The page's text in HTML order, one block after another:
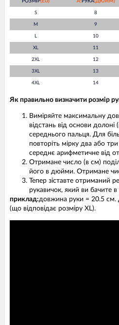
S 8
M 9
10
XL 11
2XL 12
3XL 13
4XL 14
Як правильно визначити розмір
Виміряйте максимальну
відстань від основи долоні
середнього пальця. Для
повторіть мірку два або три
середнє арифметичне від
Отримане число (в см)
його в дюйми. Отримане
Тепер зіставте отриманий
рукавичок, який ви бачите в
приклад:довжина руки = 20.5
(що відповідає розміру XL).